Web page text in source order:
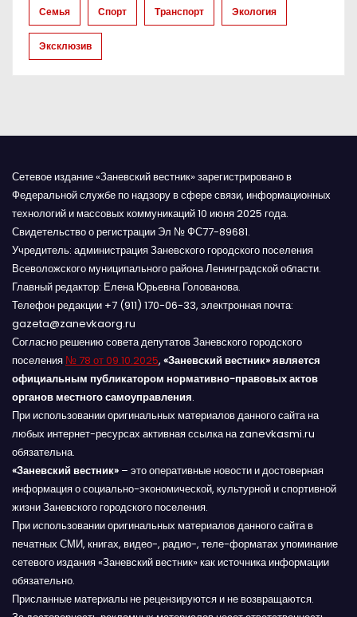
с
я
Семья Спорт Транспорт Экология
Эксклюзив
Сетевое издание «Заневский вестник» зарегистрировано в
Федеральной службе по надзору в сфере связи, информационных
технологий и массовых коммуникаций 10 июня 2025 года.
Свидетельство о регистрации Эл № ФС77-89681.
Учредитель: администрация Заневского городского поселения
Всеволожского муниципального района Ленинградской области.
Главный редактор: Елена Юрьевна Голованова.
Телефон редакции +7 (911) 170-06-33, электронная почта:
gazeta@zanevkaorg.ru
Согласно решению совета депутатов Заневского городского
поселения № 78 от 09.10.2025, «Заневский вестник» является
официальным публикатором нормативно-правовых актов
органов местного самоуправления.
При использовании оригинальных материалов данного сайта на
любых интернет-ресурсах активная ссылка на zanevkasmi.ru
обязательна.
«Заневский вестник» – это оперативные новости и достоверная
информация о социально-экономической, культурной и спортивной
жизни Заневского городского поселения.
При использовании оригинальных материалов данного сайта в
печатных СМИ, книгах, видео-, радио-, теле-форматах упоминание
сетевого издания «Заневский вестник» как источника информации
обязательно.
Присланные материалы не рецензируются и не возвращаются.